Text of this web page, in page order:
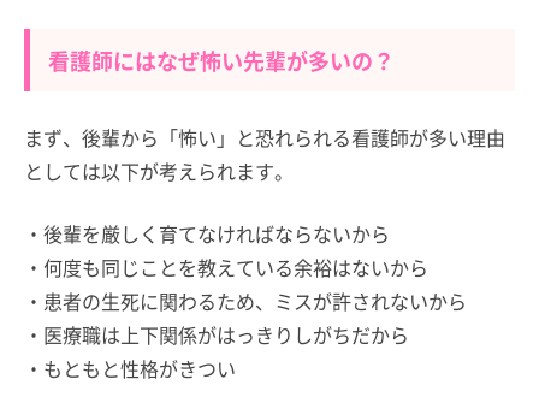
看護師にはなぜ怖い先輩が多いの？
まず、後輩から「怖い」と恐れられる看護師が多い理由
としては以下が考えられます。
・後輩を厳しく育てなければならないから
・何度も同じことを教えている余裕はないから
・患者の生死に関わるため、ミスが許されないから
・医療職は上下関係がはっきりしがちだから
・もともと性格がきつい